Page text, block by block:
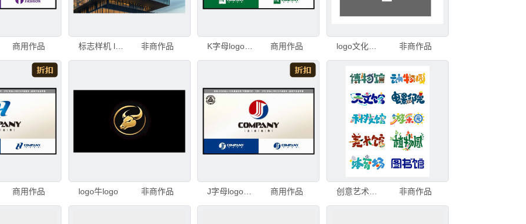
商用作品 标志样机 logo样机 非商作品 商用作品 logo文化墙适量高清 非商作品
商用作品 logo牛logo 非商作品 商用作品 非商作品